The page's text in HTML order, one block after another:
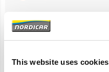
This website uses cookies
S40 V40 1996-2004 {19mm